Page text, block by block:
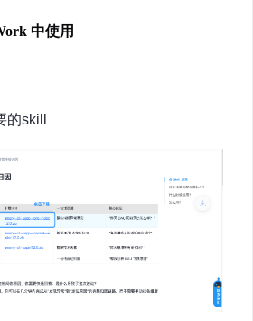
中使用
skill